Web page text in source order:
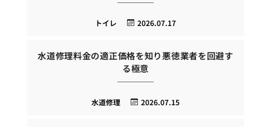
2026.07.17
トイレ
水道修理料金の適正価格を知り悪徳業者を回避す
る極意
2026.07.15
水道修理